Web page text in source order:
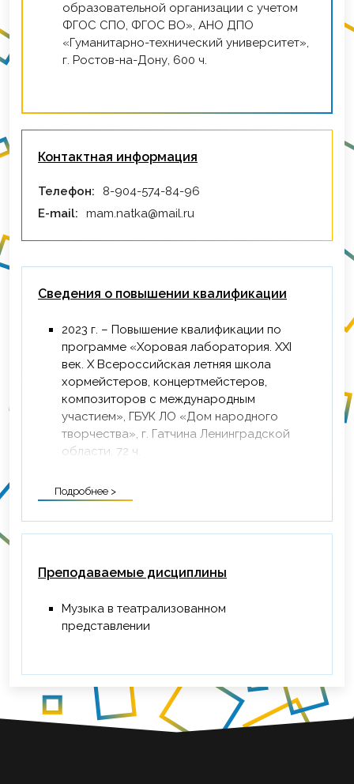
образовательной организации с учетом
ФГОС СПО, ФГОС ВО», АНО ДПО
«Гуманитарно-технический университет»,
г. Ростов-на-Дону, 600 ч.
Контактная информация
Телефон:
8-904-574-84-96
E-mail:
mam.natka@mail.ru
Сведения о повышении квалификации
2023 г. – Повышение квалификации по
программе «Хоровая лаборатория. XXI
век. X Всероссийская летняя школа
хормейстеров, концертмейстеров,
композиторов с международным
участием», ГБУК ЛО «Дом народного
творчества», г. Гатчина Ленинградской
области, 72 ч.
Подробнее >
Преподаваемые дисциплины
Музыка в театрализованном
представлении